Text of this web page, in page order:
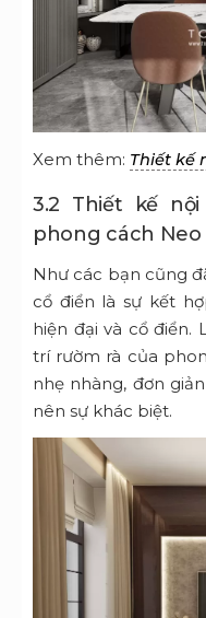
Xem thêm: Thiết kế
3.2 Thiết kế
phong cách Neo
Như các bạn cũng
cổ điển là sự kết
hiện đại và cổ điển.
trí rườm rà của
nhẹ nhàng, đơn
nên sự khác biệt.